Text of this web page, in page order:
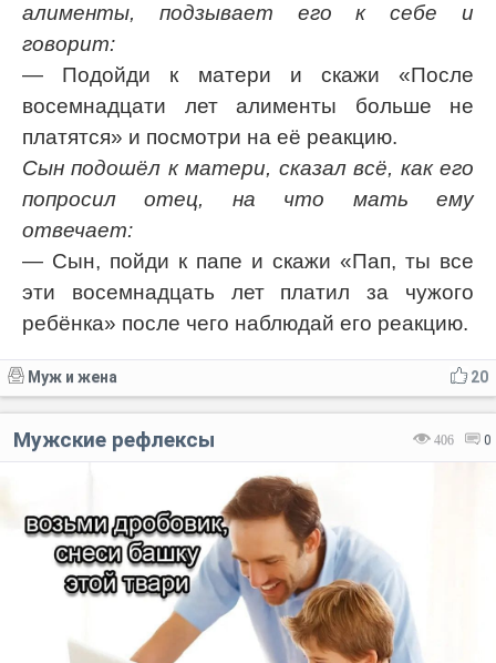
алименты, подзывает его к себе и
говорит:
— Подойди к матери и скажи «После
восемнадцати лет алименты больше не
платятся» и посмотри на её реакцию.
Сын подошёл к матери, сказал всё, как его
попросил отец, на что мать ему
отвечает:
— Сын, пойди к папе и скажи «Пап, ты все
эти восемнадцать лет платил за чужого
ребёнка» после чего наблюдай его реакцию.
20
Муж и жена
406 0
Мужские рефлексы